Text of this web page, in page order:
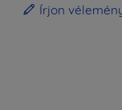
Írjon